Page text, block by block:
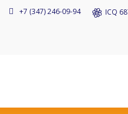
+7 (347) 246-09-94 ICQ